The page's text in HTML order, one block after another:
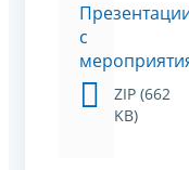
с
ZIP (662
KB)